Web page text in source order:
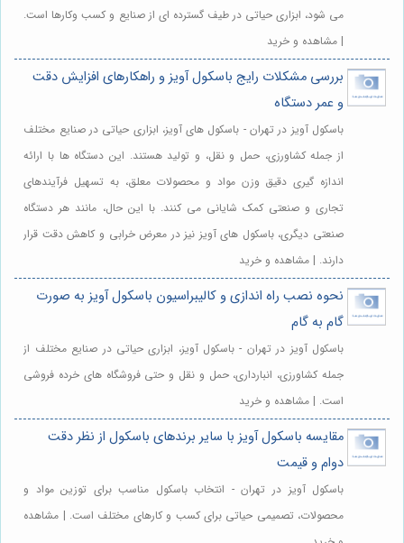
می شود، ابزاری حیاتی در طیف گسترده ای از صنایع و کسب وکارها است.
| مشاهده و خرید
بررسی مشکلات رایج باسکول آویز و راهکارهای افزایش دقت
و عمر دستگاه
باسکول آویز در تهران - باسکول های آویز، ابزاری حیاتی در صنایع مختلف
از جمله کشاورزی، حمل و نقل، و تولید هستند. این دستگاه ها با ارائه
اندازه گیری دقیق وزن مواد و محصولات معلق، به تسهیل فرآیندهای
تجاری و صنعتی کمک شایانی می کنند. با این حال، مانند هر دستگاه
صنعتی دیگری، باسکول های آویز نیز در معرض خرابی و کاهش دقت قرار
دارند. | مشاهده و خرید
نحوه نصب راه اندازی و کالیبراسیون باسکول آویز به صورت
گام به گام
باسکول آویز در تهران - باسکول آویز، ابزاری حیاتی در صنایع مختلف از
جمله کشاورزی، انبارداری، حمل و نقل و حتی فروشگاه های خرده فروشی
است. | مشاهده و خرید
مقایسه باسکول آویز با سایر برندهای باسکول از نظر دقت
دوام و قیمت
باسکول آویز در تهران - انتخاب باسکول مناسب برای توزین مواد و
محصولات، تصمیمی حیاتی برای کسب و کارهای مختلف است. | مشاهده